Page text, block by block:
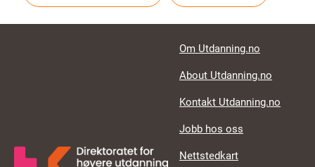
Footer links
Om Utdanning.no
About Utdanning.no
Kontakt Utdanning.no
Jobb hos oss
Nettstedkart